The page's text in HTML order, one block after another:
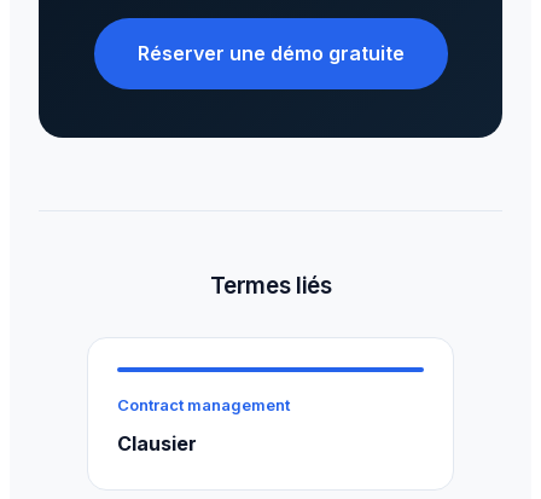
Réserver une démo gratuite
Termes liés
Contract management
Clausier